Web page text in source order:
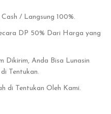
/ Langsung 100%.
DP 50% Dari Harga yang
Dikirim, Anda Bisa Lunasin
Tentukan.
di Tentukan Oleh Kami.